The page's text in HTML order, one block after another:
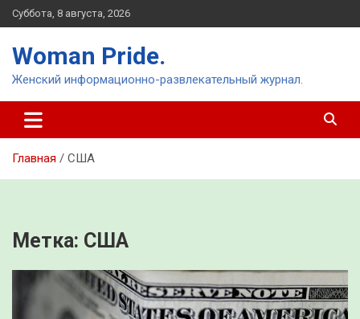
Перейти
к
Суббота, 8 августа, 2026
Woman Pride.
Женский информационно-развлекательный журнал.
Главная США
Метка: США